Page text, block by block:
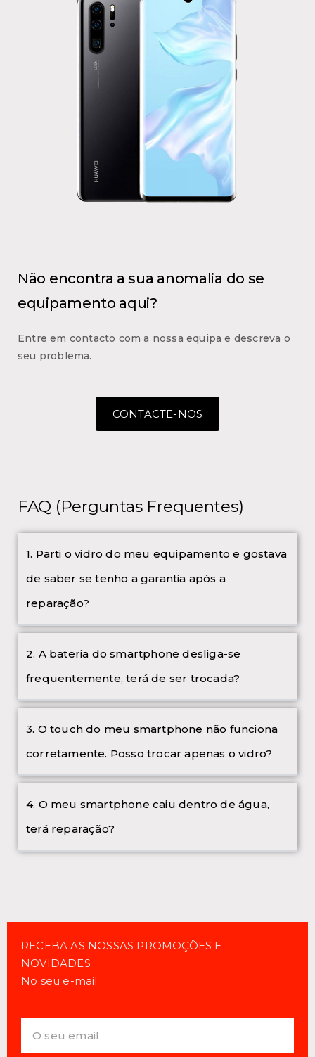
Não encontra a sua anomalia do se
equipamento aqui?
Entre em contacto com a nossa equipa e descreva o
seu problema.
CONTACTE-NOS
FAQ (Perguntas Frequentes)
1. Parti o vidro do meu equipamento e gostava
de saber se tenho a garantia após a
reparação?
2. A bateria do smartphone desliga-se
frequentemente, terá de ser trocada?
3. O touch do meu smartphone não funciona
corretamente. Posso trocar apenas o vidro?
4. O meu smartphone caiu dentro de água,
terá reparação?
RECEBA AS NOSSAS PROMOÇÕES E
NOVIDADES
No seu e-mail